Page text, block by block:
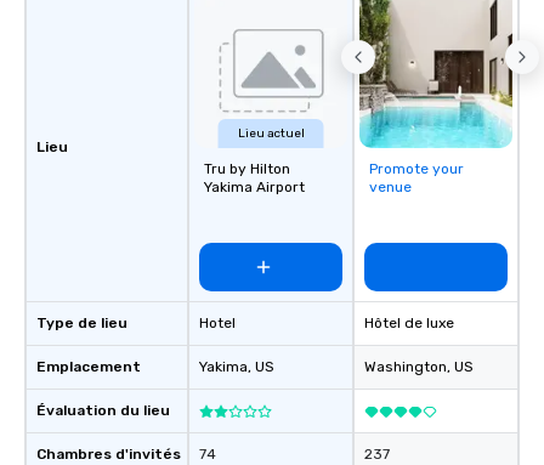
Lieu
Type de lieu
Emplacement
Évaluation du lieu
Chambres d'invités
Lieu actuel
Tru by Hilton
Yakima Airport
Hotel
Yakima, US
74
Promote your
venue
Hôtel de luxe
Washington, US
237